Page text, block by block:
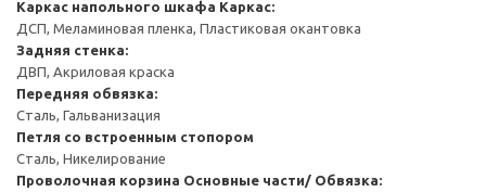
Каркас напольного шкафа Каркас:
ДСП, Меламиновая пленка, Пластиковая окантовка
Задняя стенка:
ДВП, Акриловая краска
Передняя обвязка:
Сталь, Гальванизация
Петля со встроенным стопором
Сталь, Никелирование
Проволочная корзина Основные части/ Обвязка: